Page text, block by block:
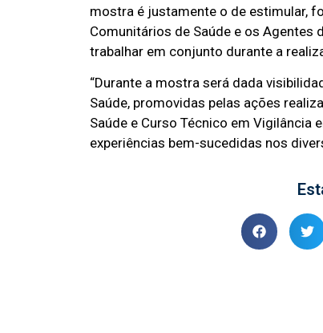
mostra é justamente o de estimular,
Comunitários de Saúde e os Agentes
trabalhar em conjunto durante a
“Durante a mostra será dada
Saúde, promovidas pelas ações
Saúde e Curso Técnico em Vigilância
experiências bem-sucedidas nos